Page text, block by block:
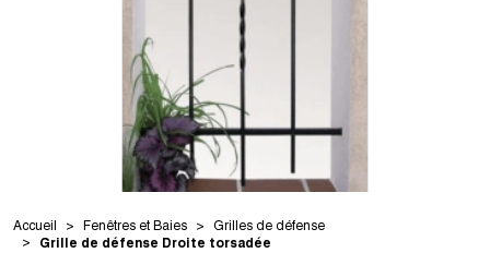
Accueil Fenêtres et Baies Grilles de défense
Grille de défense Droite torsadée